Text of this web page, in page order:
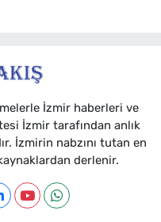
İzmir haberleri ve
İzmir tarafından anlık
İzmirin nabzını tutan en
derlenir.